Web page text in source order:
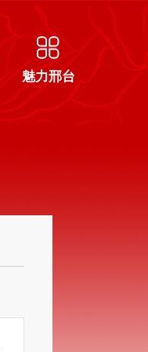
魅力邢台